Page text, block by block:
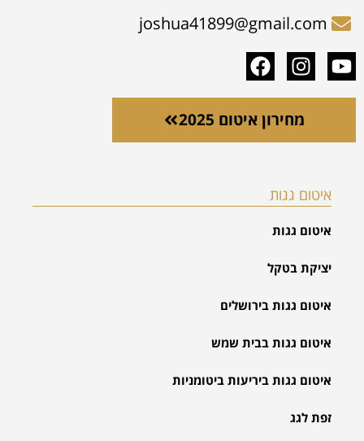
joshua41899@gmail.com
מחירון איטום 2025
איטום גגות
איטום גגות
יציקת בטקל
איטום גגות בירושלים
איטום גגות בבית שמש
איטום גגות ביריעות ביטומניות
זפת לגג